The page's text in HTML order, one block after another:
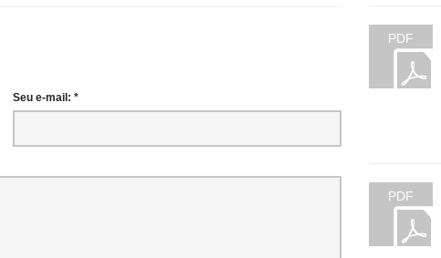
Seu e-mail: *
PDF
PDF